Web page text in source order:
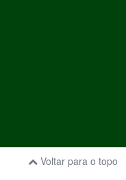
Voltar para o topo